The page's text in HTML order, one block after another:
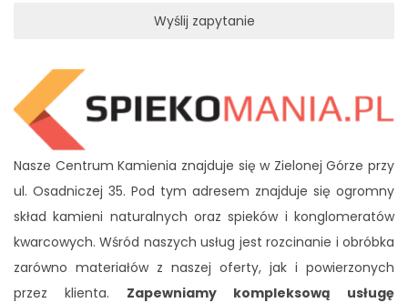
Wyślij zapytanie
Nasze Centrum Kamienia znajduje się w Zielonej Górze przy
ul. Osadniczej 35. Pod tym adresem znajduje się ogromny
skład kamieni naturalnych oraz spieków i konglomeratów
kwarcowych. Wśród naszych usług jest rozcinanie i obróbka
zarówno materiałów z naszej oferty, jak i powierzonych
przez klienta. Zapewniamy kompleksową usługę